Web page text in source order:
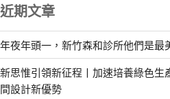
近期文章
年夜年頭一，新竹森和診所他們是最
新思惟引領新征程丨加速培養綠色生
間設計新優勢